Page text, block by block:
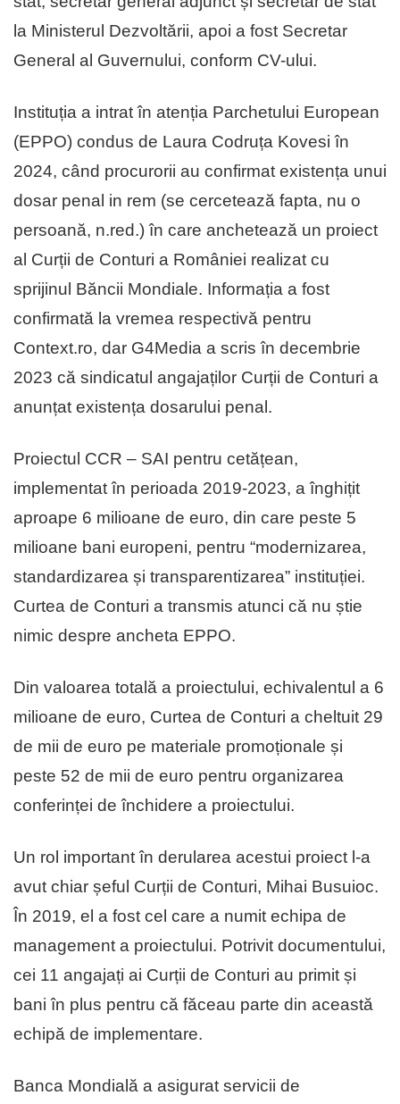
la Ministerul Dezvoltării, apoi a fost Secretar
General al Guvernului, conform CV-ului.
Instituția a intrat în atenția Parchetului European
(EPPO) condus de Laura Codruța Kovesi în
2024, când procurorii au confirmat existența unui
dosar penal in rem (se cercetează fapta, nu o
persoană, n.red.) în care anchetează un proiect
al Curții de Conturi a României realizat cu
sprijinul Băncii Mondiale. Informația a fost
confirmată la vremea respectivă pentru
Context.ro, dar G4Media a scris în decembrie
2023 că sindicatul angajaților Curții de Conturi a
anunțat existența dosarului penal.
Proiectul CCR – SAI pentru cetățean,
implementat în perioada 2019-2023, a înghițit
aproape 6 milioane de euro, din care peste 5
milioane bani europeni, pentru “modernizarea,
standardizarea și transparentizarea” instituției.
Curtea de Conturi a transmis atunci că nu știe
nimic despre ancheta EPPO.
Din valoarea totală a proiectului, echivalentul a 6
milioane de euro, Curtea de Conturi a cheltuit 29
de mii de euro pe materiale promoționale și
peste 52 de mii de euro pentru organizarea
conferinței de închidere a proiectului.
Un rol important în derularea acestui proiect l-a
avut chiar șeful Curții de Conturi, Mihai Busuioc.
În 2019, el a fost cel care a numit echipa de
management a proiectului. Potrivit documentului,
cei 11 angajați ai Curții de Conturi au primit și
bani în plus pentru că făceau parte din această
echipă de implementare.
Banca Mondială a asigurat servicii de